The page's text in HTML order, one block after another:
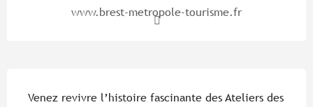
www.brest-metropole-tourisme.fr
Venez revivre l’histoire fascinante des Ateliers des